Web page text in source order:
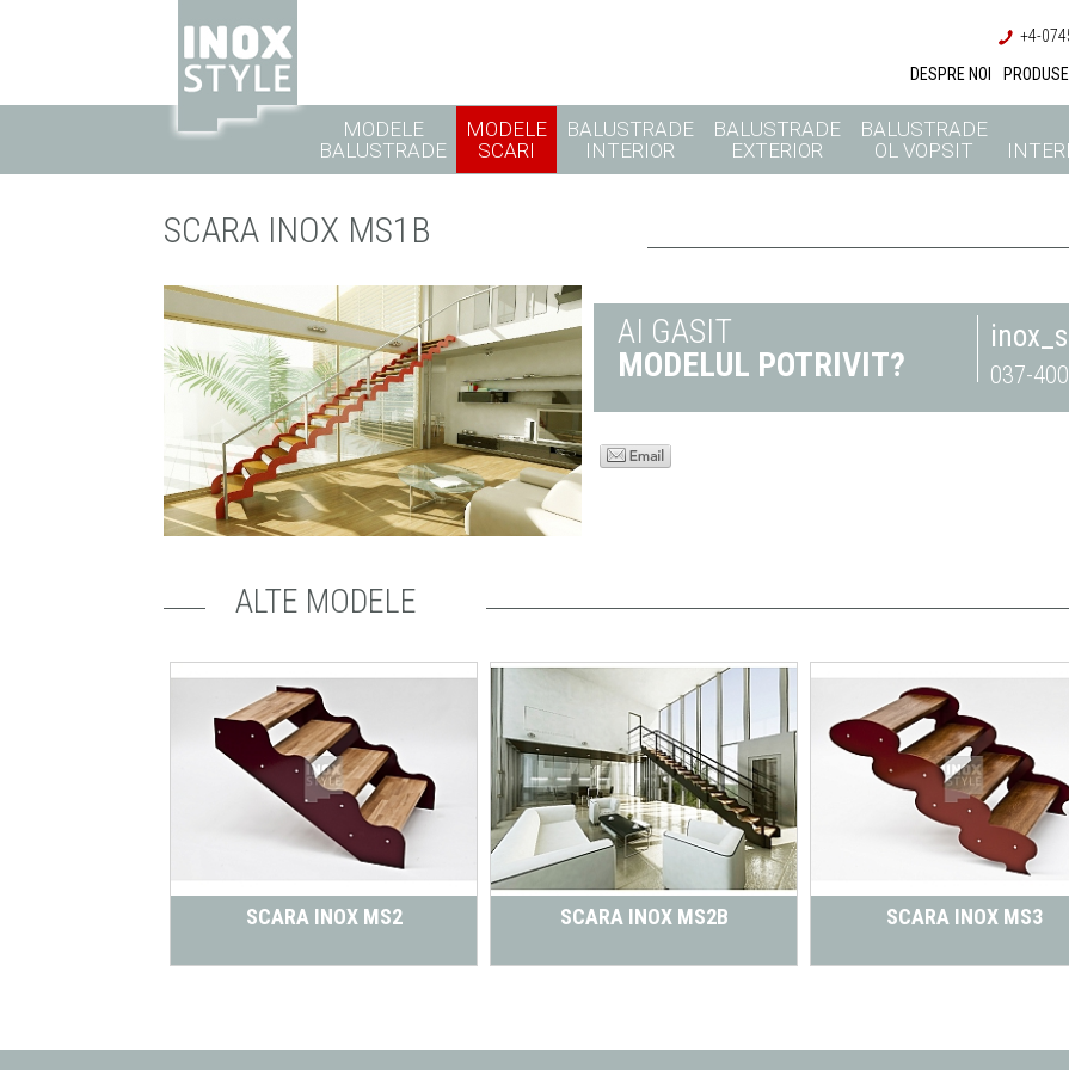
+4-
DESPRE NOI
PRODUSE
MODELE
BALUSTRADE
MODELE
SCARI
BALUSTRADE
INTERIOR
BALUSTRADE
EXTERIOR
BALUSTRADE
OL VOPSIT
SCARA INOX MS1B
AI GASIT
MODELUL POTRIVIT?
037-
ALTE MODELE
SCARA INOX MS2 SCARA INOX MS2B SCARA INOX MS3